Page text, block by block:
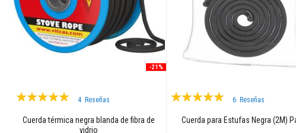
estufa
Cuerdas
temperaturas
-21%
Valoración:
4 Reseñas
Cuerda térmica negra blanda de fibra de
vidrio
Valoración:
6 Reseñas
Cuerda para Estufas Negra (2M)